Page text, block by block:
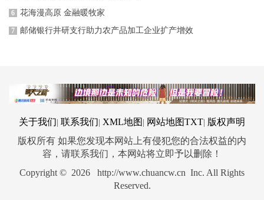
6 花海漫高原 金融暖牧家
7 邮储银行井研支行助力农产品加工企业扩产增效
关于我们 联系我们 XML地图 网站地图TXT 版权声明
版权所有 如果您发现本网站上有侵犯您的合法权益的内
容，请联系我们，本网站将立即予以删除！
Copyright © 2026 http://www.chuancw.cn Inc. All Rights
Reserved.